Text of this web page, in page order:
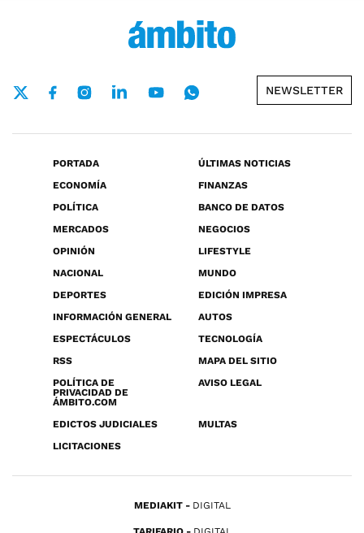
NEWSLETTER
PORTADA
ÚLTIMAS NOTICIAS
ECONOMÍA
FINANZAS
POLÍTICA
BANCO DE DATOS
MERCADOS
NEGOCIOS
OPINIÓN
LIFESTYLE
NACIONAL
MUNDO
DEPORTES
EDICIÓN IMPRESA
INFORMACIÓN GENERAL
AUTOS
ESPECTÁCULOS
TECNOLOGÍA
RSS
MAPA DEL SITIO
POLÍTICA DE
PRIVACIDAD DE
ÁMBITO.COM
AVISO LEGAL
EDICTOS JUDICIALES
MULTAS
LICITACIONES
MEDIAKIT DIGITAL